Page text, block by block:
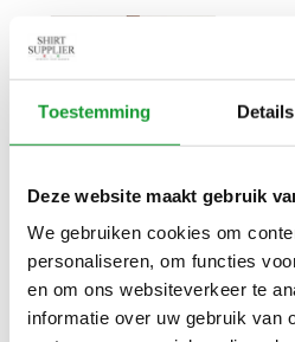
Toestemming Details
Deze website maakt gebruik
We gebruiken cookies om
personaliseren, om functies
en om ons websiteverkeer te
informatie over uw gebruik van
Bekijk alle
GANT HEREN OVERHEMD
HARDROZE-WIT STREEP